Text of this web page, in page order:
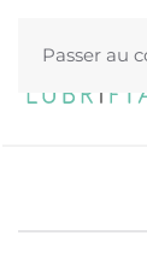
Passer au